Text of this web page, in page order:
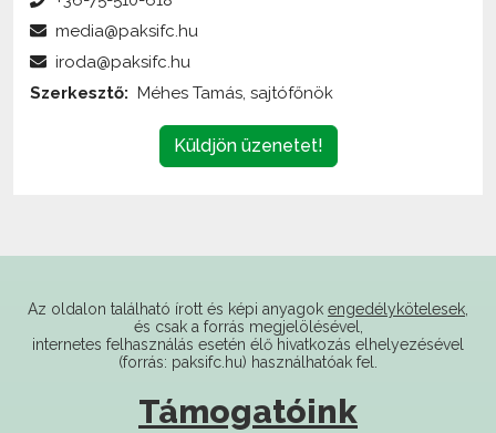
Küldjön üzenetet!
internetes felhasználás esetén élő hivatkozás elhelyezésével
(forrás: paksifc.hu) használhatóak fel.
Támogatóink